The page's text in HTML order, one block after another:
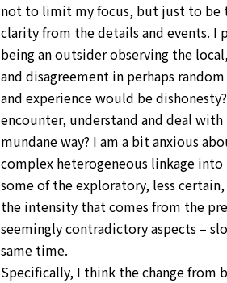
not to limit my focus, but just to be
clarity from the details and events. I
being an outsider observing the
and disagreement in perhaps
and experience would be
encounter, understand and deal
mundane way? I am a bit anxious
complex heterogeneous linkage
some of the exploratory, less
the intensity that comes from the
seemingly contradictory aspects –
same time.
Specifically, I think the change from